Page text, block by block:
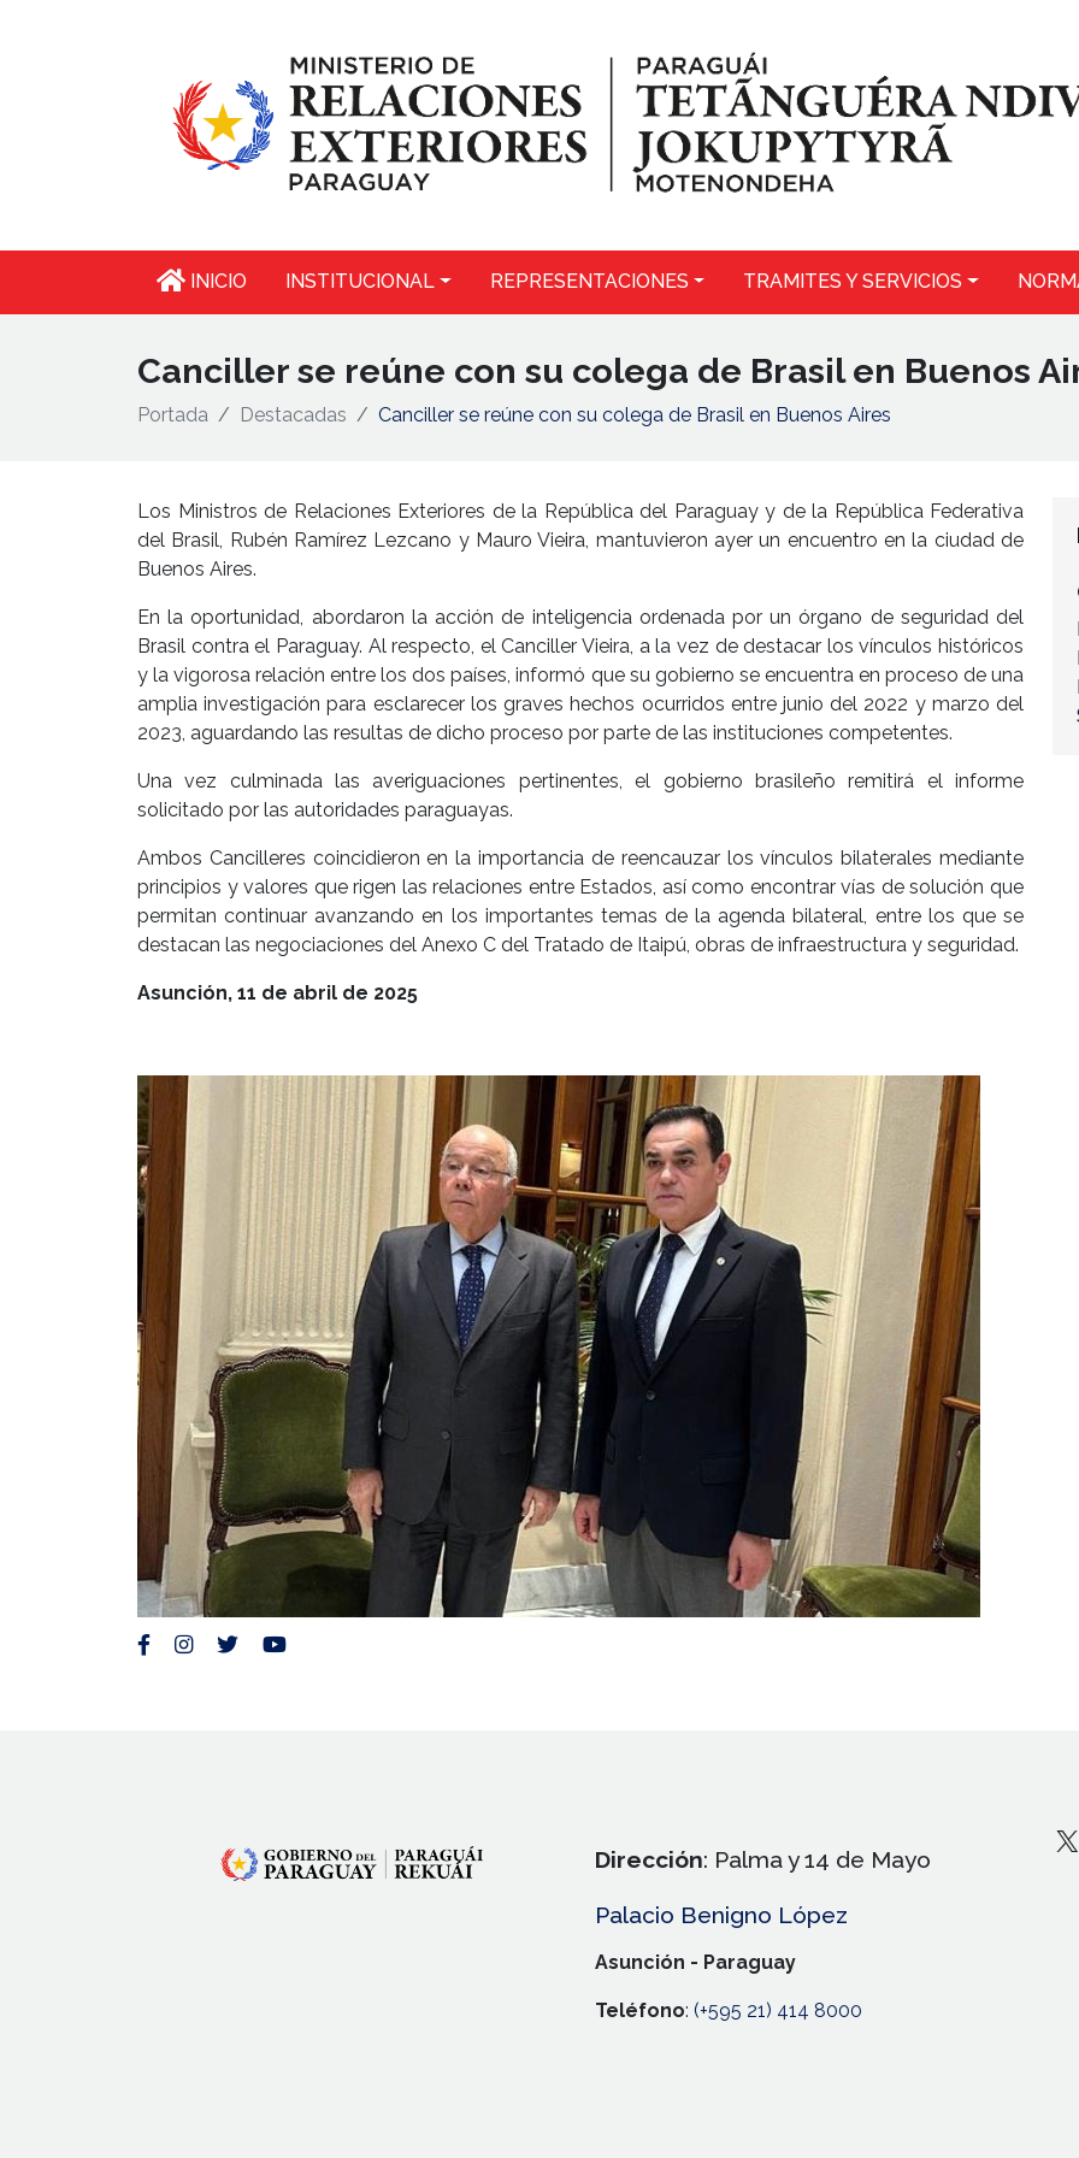
INICIO INSTITUCIONAL REPRESENTACIONES TRAMITES Y SERVICIOS
Canciller se reúne con su colega de Brasil en Buenos
Portada Destacadas Canciller se reúne con su colega de Brasil en Buenos Aires
Los Ministros de Relaciones Exteriores de la República del Paraguay y de la República Federativa
del Brasil, Rubén Ramírez Lezcano y Mauro Vieira, mantuvieron ayer un encuentro en la ciudad de
Buenos Aires.
En la oportunidad, abordaron la acción de inteligencia ordenada por un órgano de seguridad del
Brasil contra el Paraguay. Al respecto, el Canciller Vieira, a la vez de destacar los vínculos históricos
y la vigorosa relación entre los dos países, informó que su gobierno se encuentra en proceso de una
amplia investigación para esclarecer los graves hechos ocurridos entre junio del 2022 y marzo del
2023, aguardando las resultas de dicho proceso por parte de las instituciones competentes.
Una vez culminada las averiguaciones pertinentes, el gobierno brasileño remitirá el informe
solicitado por las autoridades paraguayas.
Ambos Cancilleres coincidieron en la importancia de reencauzar los vínculos bilaterales mediante
principios y valores que rigen las relaciones entre Estados, así como encontrar vías de solución que
permitan continuar avanzando en los importantes temas de la agenda bilateral, entre los que se
destacan las negociaciones del Anexo C del Tratado de Itaipú, obras de infraestructura y seguridad.
Asunción, 11 de abril de 2025
Dirección: Palma y 14 de Mayo
Palacio Benigno López
Asunción - Paraguay
Teléfono: (+595 21) 414 8000
X